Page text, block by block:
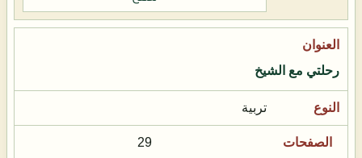
رحلتي مع الشيخ
تربية
29